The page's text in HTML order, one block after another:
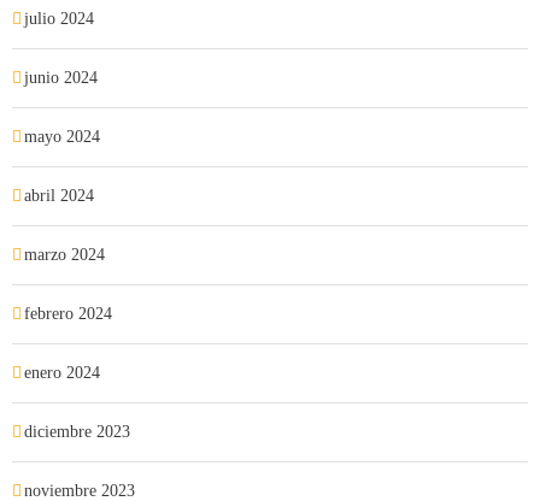
julio 2024
junio 2024
mayo 2024
abril 2024
marzo 2024
febrero 2024
enero 2024
diciembre 2023
noviembre 2023